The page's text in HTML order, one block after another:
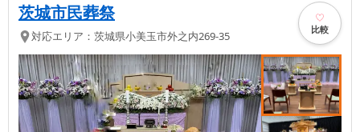
茨城市民葬祭
対応エリア： 茨城県小美玉市外之内269-35 比較